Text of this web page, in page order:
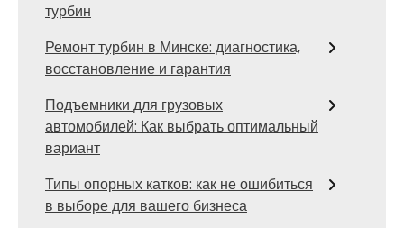
турбин
Ремонт турбин в Минске: диагностика,
восстановление и гарантия
Подъемники для грузовых
автомобилей: Как выбрать оптимальный
вариант
Типы опорных катков: как не ошибиться
в выборе для вашего бизнеса